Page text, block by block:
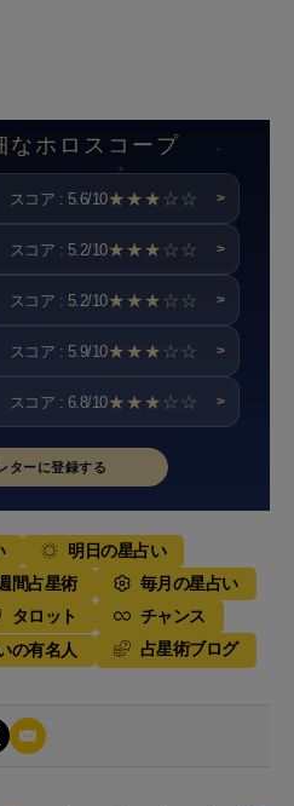
なホロスコープ
スコア : 5.6/10★★★☆☆ >
スコア : 5.2/10★★★☆☆ >
スコア : 5.2/10★★★☆☆ >
スコア : 5.9/10★★★☆☆ >
スコア : 6.8/10★★★☆☆ >
ターに登録する
明日の星占い
間占星術
毎月の星占い
タロット
チャンス
の有名人 占星術ブログ